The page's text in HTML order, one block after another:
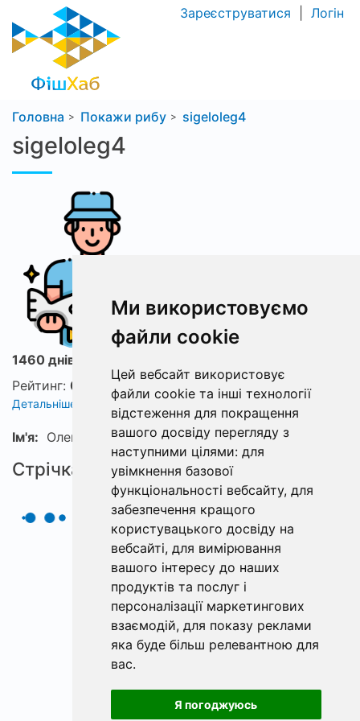
Ми використовуємо
файли cookie
Цей вебсайт використовує
файли cookie та інші технології
відстеження для покращення
вашого досвіду перегляду з
наступними цілями: для
увімкнення базової
функціональності вебсайту, для
забезпечення кращого
користувацького досвіду на
вебсайті, для вимірювання
вашого інтересу до наших
продуктів та послуг і
персоналізації маркетингових
взаємодій, для показу реклами
яка буде більш релевантною для
вас.
Я погоджуюсь
Зареєструватися Логін
Головна Покажи рибу sigeloleg4
sigeloleg4
1460 днів з ФішХаб
Рейтинг: 0
Детальніше про рейтинг
Ім'я: Олег
Стрічка